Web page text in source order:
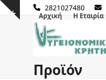
Skip
Show
2821027480
Αρχική Η Εταιρία
Προϊόν